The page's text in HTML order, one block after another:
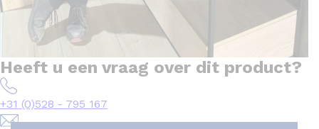
Heeft u een vraag over dit product?
+31 (0)528 - 795 167